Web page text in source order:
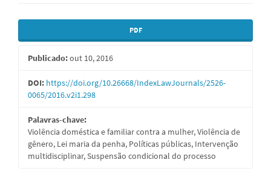
Barra
lateral
de
artigos
PDF
Publicado:out 10, 2016
DOI: https://doi.org/10.26668/IndexLawJournals/2526-
0065/2016.v2i1.298
Palavras-chave:
Violência doméstica e familiar contra a mulher, Violência de
gênero, Lei maria da penha, Políticas públicas, Intervenção
multidisciplinar, Suspensão condicional do processo